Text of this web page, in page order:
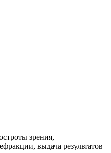
зрения,
выдача результатов